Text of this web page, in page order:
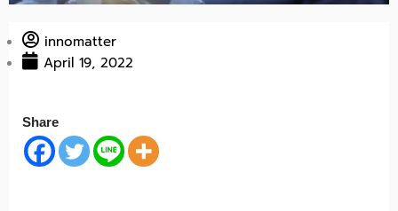
innomatter
April 19, 2022
Share